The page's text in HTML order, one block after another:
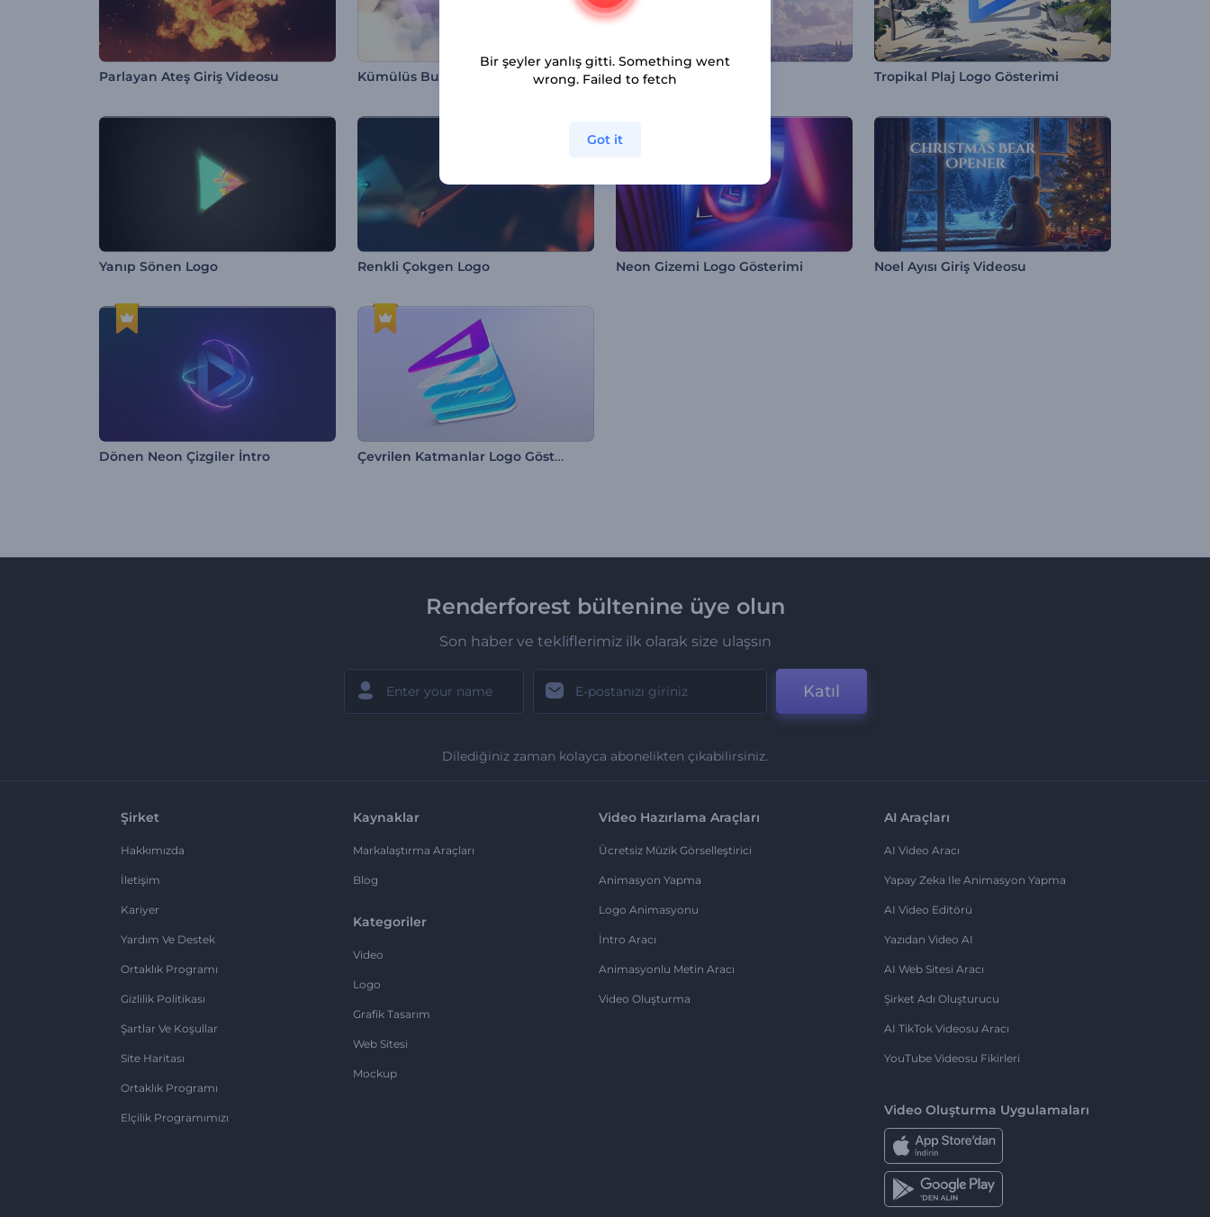
Parlayan Ateş Giriş Videosu Kümülüs Bulutlu Logo Uçan Balonlar Girişi Tropikal Plaj Logo Gösterimi
Yanıp Sönen Logo Renkli Çokgen Logo Neon Gizemi Logo Gösterimi Noel Ayısı Giriş Videosu
Dönen Neon Çizgiler İntro Çevrilen Katmanlar Logo Gösterimi
Renderforest bültenine üye olun
Son haber ve tekliflerimiz ilk olarak size ulaşsın
Katıl
Dilediğiniz zaman kolayca abonelikten çıkabilirsiniz.
Şirket
Hakkımızda
İletişim
Kariyer
Yardım Ve Destek
Ortaklık Programı
Gizlilik Politikası
Şartlar Ve Koşullar
Site Haritası
Ortaklık Programı
Elçilik Programımızı
Kaynaklar
Markalaştırma Araçları
Blog
Kategoriler
Video
Logo
Grafik Tasarım
Web Sitesi
Mockup
Video Hazırlama Araçları
Ücretsiz Müzik Görselleştirici
Animasyon Yapma
Logo Animasyonu
İntro Aracı
Animasyonlu Metin Aracı
Video Oluşturma
AI Araçları
AI Video Aracı
Yapay Zeka Ile Animasyon Yapma
AI Video Editörü
Yazıdan Video AI
AI Web Sitesi Aracı
Şirket Adı Oluşturucu
AI TikTok Videosu Aracı
YouTube Videosu Fikirleri
Video Oluşturma Uygulamaları
Bir şeyler yanlış gitti. Something went
wrong. Failed to fetch
Got it